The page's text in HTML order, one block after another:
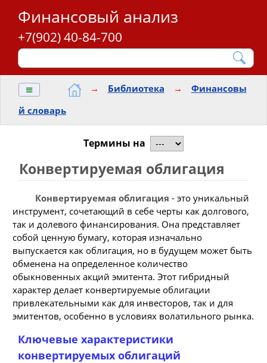
Финансовый анализ
+7(902) 40-84-700
≡ → Библиотека →
Финансовы
й словарь
Термины на
Конвертируемая облигация
Конвертируемая облигация - это уникальный
инструмент, сочетающий в себе черты как долгового,
так и долевого финансирования. Она представляет
собой ценную бумагу, которая изначально
выпускается как облигация, но в будущем может быть
обменена на определенное количество
обыкновенных акций эмитента. Этот гибридный
характер делает конвертируемые облигации
привлекательными как для инвесторов, так и для
эмитентов, особенно в условиях волатильного рынка.
Ключевые характеристики
конвертируемых облигаций